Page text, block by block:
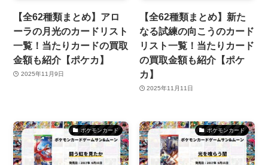
【全62種類まとめ】アロ
ーラの月光のカードリスト
一覧！当たりカードの買取
金額も紹介【ポケカ】
2025年11月9日
【全62種類まとめ】新た
なる試練の向こうのカード
リスト一覧！当たりカード
の買取金額も紹介【ポケ
カ】
2025年11月11日
ポケモンカード ポケモンカード